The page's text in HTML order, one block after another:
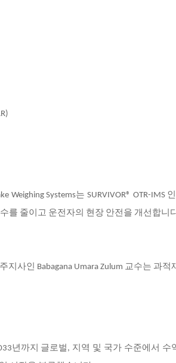
Weighing Systems는 SURVIVOR® OTR-
를 줄이고 운전자의 현장 안전을 개선합니
지사인 Babagana Umara Zulum 교수는 과
년까지 글로벌, 지역 및 국가 수준에서 수